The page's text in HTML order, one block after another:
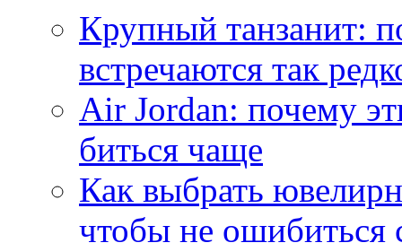
Крупный танзанит:
встречаются так
Air Jordan: почему
биться чаще
Как выбрать
чтобы не ошибиться